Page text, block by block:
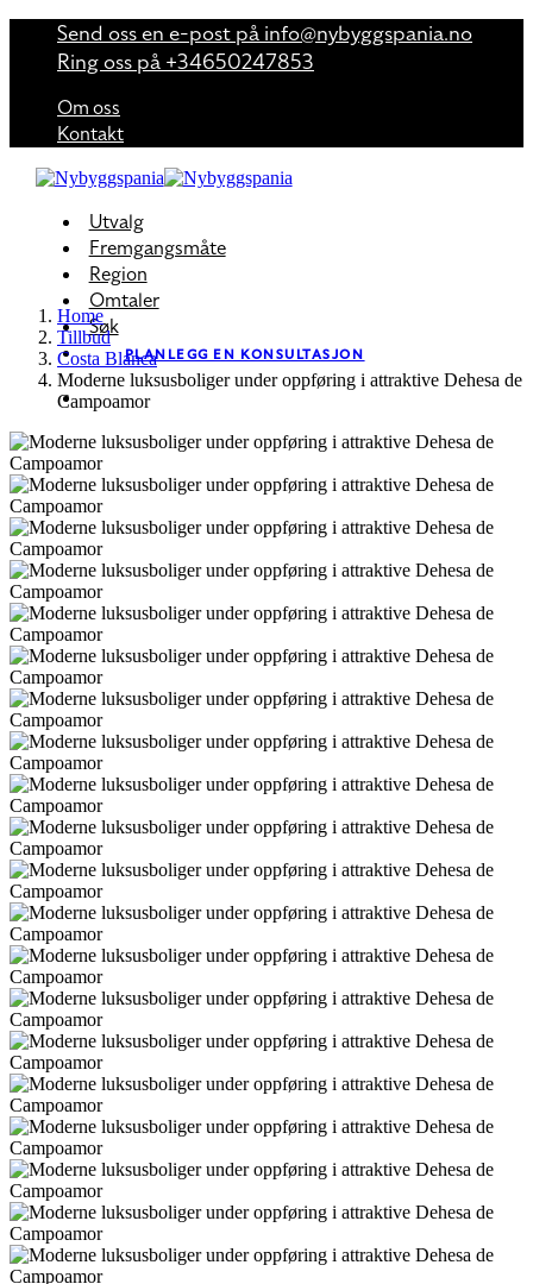
content
Send oss ​​en e-post på info@nybyggspania.no
Ring oss på +34650247853
Om oss
Kontakt
Utvalg
Fremgangsmåte
Region
Omtaler
Søk
PLANLEGG EN KONSULTASJON
Home
Tillbud
Costa Blanca
Moderne luksusboliger under oppføring i attraktive Dehesa de
Campoamor